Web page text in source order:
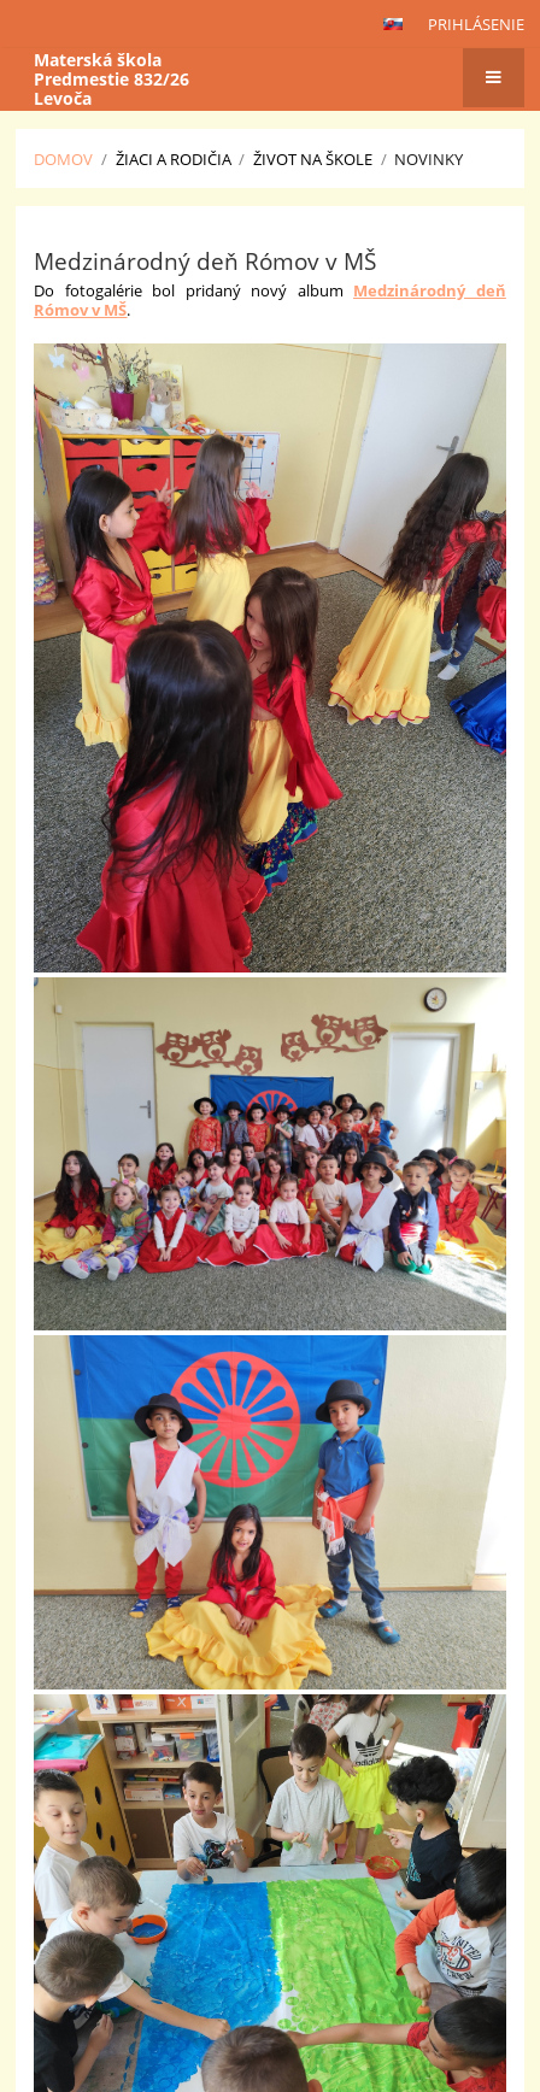
PRIHLÁSENIE
Materská škola
Predmestie 832/26
Levoča
DOMOV / ŽIACI A RODIČIA / ŽIVOT NA ŠKOLE / NOVINKY
Medzinárodný deň Rómov v MŠ
Do fotogalérie bol pridaný nový album Medzinárodný deň
Rómov v MŠ.